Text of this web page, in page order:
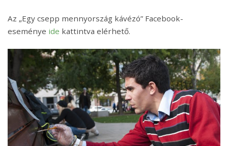
Az „Egy csepp mennyország kávézó” Facebook-
eseménye ide kattintva elérhető.